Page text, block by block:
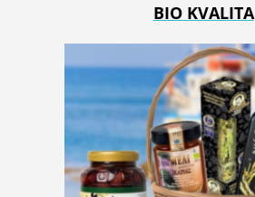
BIO KVALITA